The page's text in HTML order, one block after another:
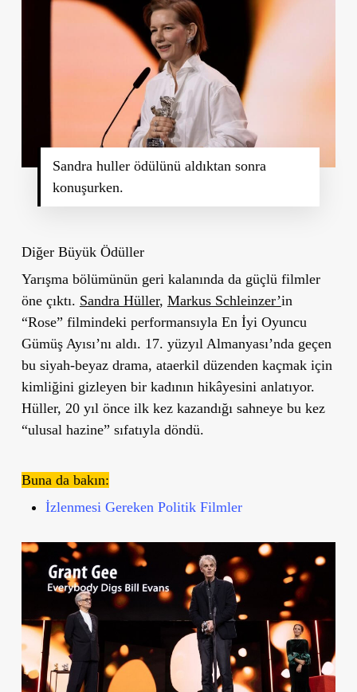
Sandra huller ödülünü aldıktan sonra
konuşurken.
Diğer Büyük Ödüller
Yarışma bölümünün geri kalanında da güçlü filmler
öne çıktı. Sandra Hüller, Markus Schleinzer’in
“Rose” filmindeki performansıyla En İyi Oyuncu
Gümüş Ayısı’nı aldı. 17. yüzyıl Almanyası’nda geçen
bu siyah-beyaz drama, ataerkil düzenden kaçmak için
kimliğini gizleyen bir kadının hikâyesini anlatıyor.
Hüller, 20 yıl önce ilk kez kazandığı sahneye bu kez
“ulusal hazine” sıfatıyla döndü.
Buna da bakın:
İzlenmesi Gereken Politik Filmler